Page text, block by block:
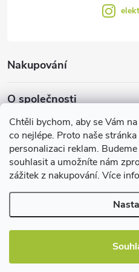
Chtěli bychom, aby se Vám
co nejlépe. Proto naše
personalizaci reklam.
souhlasit a umožníte nám
zážitek z nakupování. Více
Nakupování
O společnosti
Facebook
Užitečné informace